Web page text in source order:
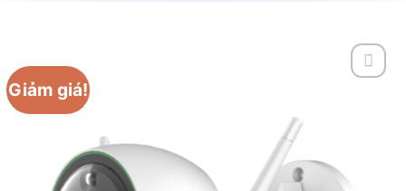
Giảm giá!